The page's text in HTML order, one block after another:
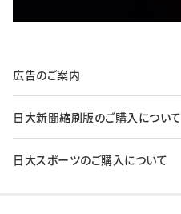
広告のご案内
日大新聞縮刷版のご購入について
日大スポーツのご購入について